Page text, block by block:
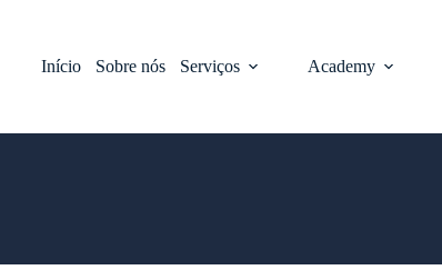
Início Sobre nós Serviços Academy